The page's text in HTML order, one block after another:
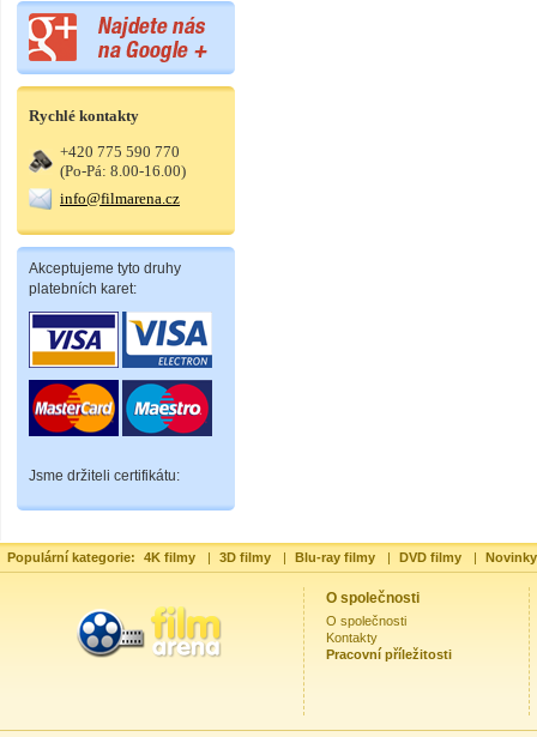
Rychlé kontakty
+420 775 590 770
(Po-Pá: 8.00-16.00)
info@filmarena.cz
Akceptujeme tyto druhy
platebních karet:
Jsme držiteli certifikátu:
Populární kategorie: 4K filmy | 3D filmy | Blu-ray filmy | DVD filmy |
O společnosti
O společnosti
Kontakty
Pracovní příležitosti